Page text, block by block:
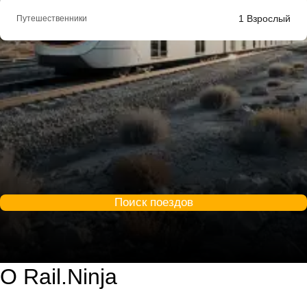
Путешественники 1 Взрослый
Поиск поездов
О Rail.Ninja